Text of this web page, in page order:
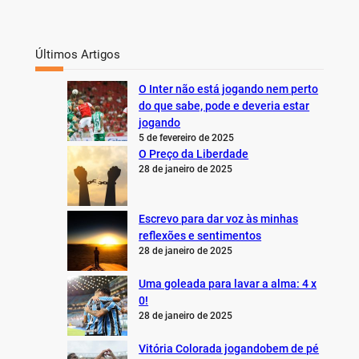
Últimos Artigos
O Inter não está jogando nem perto
do que sabe, pode e deveria estar
jogando
5 de fevereiro de 2025
O Preço da Liberdade
28 de janeiro de 2025
Escrevo para dar voz às minhas
reflexões e sentimentos
28 de janeiro de 2025
Uma goleada para lavar a alma: 4 x
0!
28 de janeiro de 2025
Vitória Colorada jogandobem de pé